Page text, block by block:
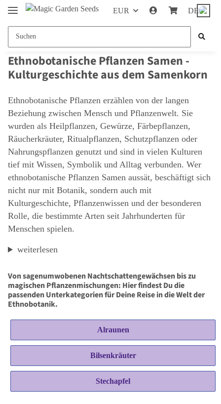
EUR DE
Ethnobotanische Pflanzen Samen -
Kulturgeschichte aus dem Samenkorn
Ethnobotanische Pflanzen erzählen von der langen
Beziehung zwischen Mensch und Pflanzenwelt. Sie
wurden als Heilpflanzen, Gewürze, Färbepflanzen,
Räucherkräuter, Ritualpflanzen, Schutzpflanzen oder
Nahrungspflanzen genutzt und sind in vielen Kulturen
tief mit Wissen, Symbolik und Alltag verbunden. Wer
ethnobotanische Pflanzen Samen aussät, beschäftigt sich
nicht nur mit Botanik, sondern auch mit
Kulturgeschichte, Pflanzenwissen und der besonderen
Rolle, die bestimmte Arten seit Jahrhunderten für
Menschen spielen.
weiterlesen
Von sagenumwobenen Nachtschattengewächsen bis zu
magischen Pflanzenmischungen: Hier findest Du die
passenden Unterkategorien für Deine Reise in die Welt der
Ethnobotanik.
Alraunen
Bilsenkräuter
Stechapfel